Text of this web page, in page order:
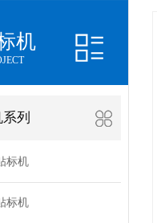
机
列
标机
标机